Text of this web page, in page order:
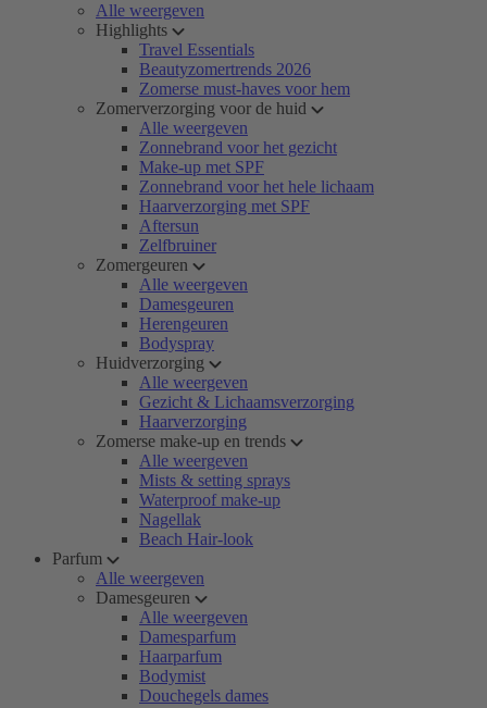
Alle weergeven
Highlights
Travel Essentials
Beautyzomertrends 2026
Zomerse must-haves voor hem
Zomerverzorging voor de huid
Alle weergeven
Zonnebrand voor het gezicht
Make-up met SPF
Zonnebrand voor het hele lichaam
Haarverzorging met SPF
Aftersun
Zelfbruiner
Zomergeuren
Alle weergeven
Damesgeuren
Herengeuren
Bodyspray
Huidverzorging
Alle weergeven
Gezicht & Lichaamsverzorging
Haarverzorging
Zomerse make-up en trends
Alle weergeven
Mists & setting sprays
Waterproof make-up
Nagellak
Beach Hair-look
Parfum
Alle weergeven
Damesgeuren
Alle weergeven
Damesparfum
Haarparfum
Bodymist
Douchegels dames